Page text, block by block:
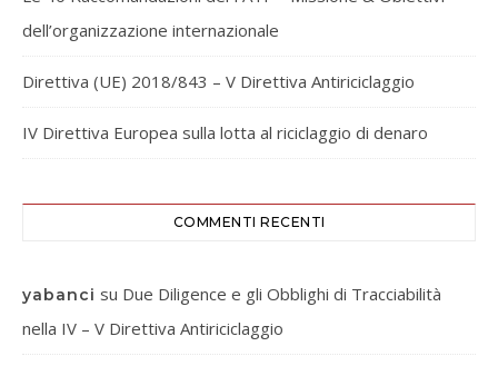
dell’organizzazione internazionale
Direttiva (UE) 2018/843 – V Direttiva Antiriciclaggio
IV Direttiva Europea sulla lotta al riciclaggio di denaro
COMMENTI RECENTI
yabanci su Due Diligence e gli Obblighi di Tracciabilità
nella IV – V Direttiva Antiriciclaggio